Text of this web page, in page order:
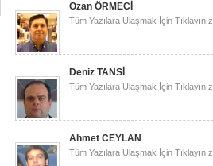
Ozan ÖRMECİ
Tüm Yazılara Ulaşmak İçin Tıklayınız.
Deniz TANSİ
Tüm Yazılara Ulaşmak İçin Tıklayınız.
Ahmet CEYLAN
Tüm Yazılara Ulaşmak İçin Tıklayınız.